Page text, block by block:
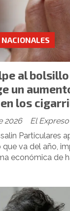
al
un
los
El
NACIONALES
2026
Particulares
que va del año,
económica de